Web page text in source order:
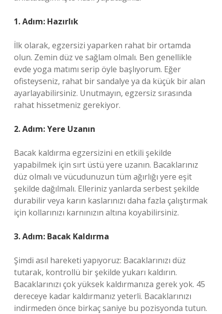
1. Adım: Hazırlık
İlk olarak, egzersizi yaparken rahat bir ortamda
olun. Zemin düz ve sağlam olmalı. Ben genellikle
evde yoga matımı serip öyle başlıyorum. Eğer
ofisteyseniz, rahat bir sandalye ya da küçük bir alan
ayarlayabilirsiniz. Unutmayın, egzersiz sırasında
rahat hissetmeniz gerekiyor.
2. Adım: Yere Uzanın
Bacak kaldırma egzersizini en etkili şekilde
yapabilmek için sırt üstü yere uzanın. Bacaklarınız
düz olmalı ve vücudunuzun tüm ağırlığı yere eşit
şekilde dağılmalı. Elleriniz yanlarda serbest şekilde
durabilir veya karın kaslarınızı daha fazla çalıştırmak
için kollarınızı karnınızın altına koyabilirsiniz.
3. Adım: Bacak Kaldırma
Şimdi asıl hareketi yapıyoruz: Bacaklarınızı düz
tutarak, kontrollü bir şekilde yukarı kaldırın.
Bacaklarınızı çok yüksek kaldırmanıza gerek yok. 45
dereceye kadar kaldırmanız yeterli. Bacaklarınızı
indirmeden önce birkaç saniye bu pozisyonda tutun.